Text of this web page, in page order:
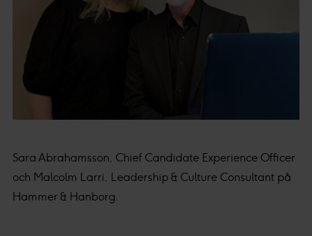
Sara Abrahamsson, Chief Candidate Experience Officer
och Malcolm Larri, Leadership & Culture Consultant på
Hammer & Hanborg.